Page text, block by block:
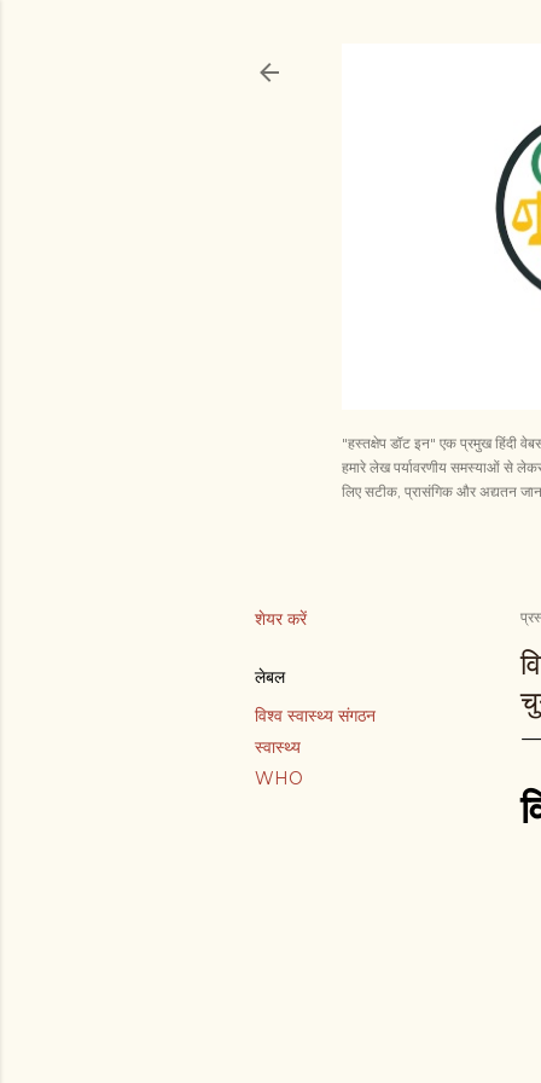
"हस्तक्षेप डॉट इन" एक प्रमुख हिंदी
हमारे लेख पर्यावरणीय समस्याओं से
लिए सटीक, प्रासंगिक और अद्यतन
शेयर करें
लेबल
विश्व स्वास्थ्य संगठन
स्वास्थ्य
WHO